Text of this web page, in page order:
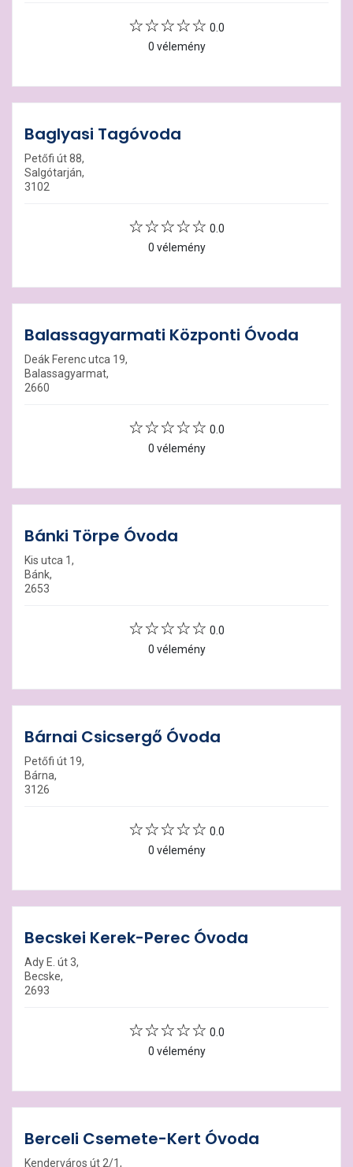
0.0
0 vélemény
Baglyasi Tagóvoda
Petőfi út 88,
Salgótarján,
3102
0.0
0 vélemény
Balassagyarmati Központi Óvoda
Deák Ferenc utca 19,
Balassagyarmat,
2660
0.0
0 vélemény
Bánki Törpe Óvoda
Kis utca 1,
Bánk,
2653
0.0
0 vélemény
Bárnai Csicsergő Óvoda
Petőfi út 19,
Bárna,
3126
0.0
0 vélemény
Becskei Kerek-Perec Óvoda
Ady E. út 3,
Becske,
2693
0.0
0 vélemény
Berceli Csemete-Kert Óvoda
Kenderváros út 2/1,